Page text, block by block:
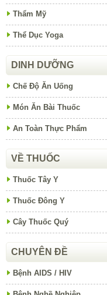
Thẩm Mỹ
Thể Dục Yoga
DINH DƯỠNG
Chế Độ Ăn Uống
Món Ăn Bài Thuốc
An Toàn Thực Phẩm
VỀ THUỐC
Thuốc Tây Y
Thuốc Đông Y
Cây Thuốc Quý
CHUYÊN ĐỀ
Bệnh AIDS / HIV